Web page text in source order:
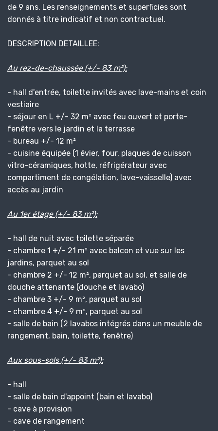
de 9 ans. Les renseignements et superficies sont
donnés à titre indicatif et non contractuel.
DESCRIPTION DETAILLEE:
Au rez-de-chaussée (+/- 83 m²):
- hall d'entrée, toilette invités avec lave-mains et coin
vestiaire
- séjour en L +/- 32 m² avec feu ouvert et porte-
fenêtre vers le jardin et la terrasse
- bureau +/- 12 m²
- cuisine équipée (1 évier, four, plaques de cuisson
vitro-céramiques, hotte, réfrigérateur avec
compartiment de congélation, lave-vaisselle) avec
accès au jardin
Au 1er étage (+/- 83 m²):
- hall de nuit avec toilette séparée
- chambre 1 +/- 21 m² avec balcon et vue sur les
jardins, parquet au sol
- chambre 2 +/- 12 m², parquet au sol, et salle de
douche attenante (douche et lavabo)
- chambre 3 +/- 9 m², parquet au sol
- chambre 4 +/- 9 m², parquet au sol
- salle de bain (2 lavabos intégrés dans un meuble de
rangement, bain, toilette, fenêtre)
Aux sous-sols (+/- 83 m²):
- hall
- salle de bain d'appoint (bain et lavabo)
- cave à provision
- cave de rangement